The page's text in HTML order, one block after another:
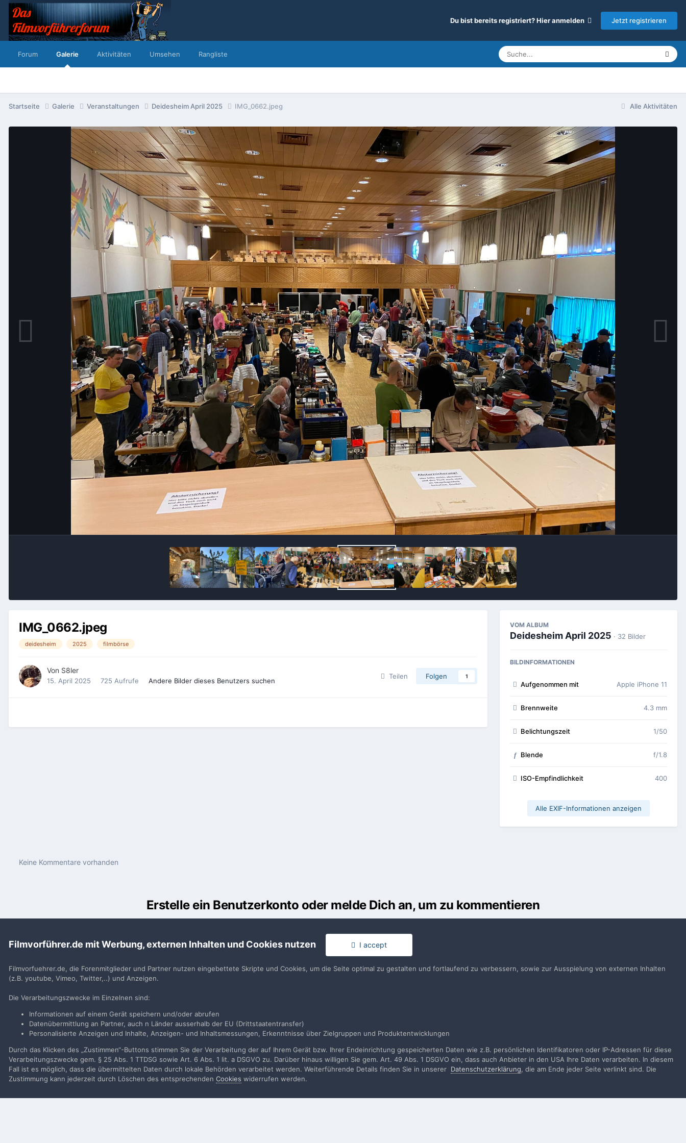
Du bist bereits registriert? Hier anmelden Jetzt registrieren
Forum Galerie Aktivitäten Umsehen Rangliste
Alle Aktivitäten
Startseite Galerie Veranstaltungen Deidesheim April 2025 IMG_0662.jpeg
IMG_0662.jpeg
deidesheim 2025 filmbörse
Von S8ler
15. April 2025 725 Aufrufe Andere Bilder dieses Benutzers suchen
Teilen Folgen 1
VOM ALBUM
Deidesheim April 2025 · 32 Bilder
BILDINFORMATIONEN
Aufgenommen mit Apple iPhone 11
Brennweite 4.3 mm
Belichtungszeit 1/50
f Blende f/1.8
ISO-Empfindlichkeit 400
Alle EXIF-Informationen anzeigen
Keine Kommentare vorhanden
Erstelle ein Benutzerkonto oder melde Dich an, um zu kommentieren
Neues Benutzerkonto für unsere Community erstellen. Es ist einfach! Du hast bereits ein Benutzerkonto? Melde Dich hier an.
Filmvorführer.de via Google durchsuchen:
Filmvorführer.de mit Werbung, externen Inhalten und Cookies nutzen I accept
Filmvorfuehrer.de, die Forenmitglieder und Partner nutzen eingebettete Skripte und Cookies, um die Seite optimal zu gestalten und fortlaufend zu verbessern, sowie zur Ausspielung von externen Inhalten
(z.B. youtube, Vimeo, Twitter,..) und Anzeigen.
Die Verarbeitungszwecke im Einzelnen sind:
Informationen auf einem Gerät speichern und/oder abrufen
Datenübermittlung an Partner, auch n Länder ausserhalb der EU (Drittstaatentransfer)
Personalisierte Anzeigen und Inhalte, Anzeigen- und Inhaltsmessungen, Erkenntnisse über Zielgruppen und Produktentwicklungen
Durch das Klicken des „Zustimmen“-Buttons stimmen Sie der Verarbeitung der auf Ihrem Gerät bzw. Ihrer Endeinrichtung gespeicherten Daten wie z.B. persönlichen Identifikatoren oder IP-Adressen für diese
Verarbeitungszwecke gem. § 25 Abs. 1 TTDSG sowie Art. 6 Abs. 1 lit. a DSGVO zu. Darüber hinaus willigen Sie gem. Art. 49 Abs. 1 DSGVO ein, dass auch Anbieter in den USA Ihre Daten verarbeiten. In diesem
Fall ist es möglich, dass die übermittelten Daten durch lokale Behörden verarbeitet werden. Weiterführende Details finden Sie in unserer Datenschutzerklärung, die am Ende jeder Seite verlinkt sind. Die
Zustimmung kann jederzeit durch Löschen des entsprechenden Cookies widerrufen werden.